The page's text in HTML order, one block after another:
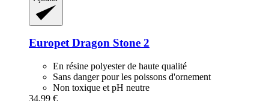
EuropetDragon Stone 2
En résine polyester de haute qualité
Sans danger pour les poissons d'ornement
Non toxique et pH neutre
34,99 €